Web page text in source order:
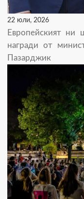
22 юли, 2026
Европейският
награди от
Пазарджик